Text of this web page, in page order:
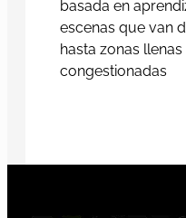
basada en
escenas que van
hasta zonas
congestionadas